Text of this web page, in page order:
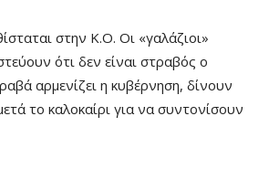
στην Κ.Ο. Οι «γαλάζιοι»
ότι δεν είναι στραβός ο
αρμενίζει η κυβέρνηση, δίνουν
το καλοκαίρι για να συντονίσουν